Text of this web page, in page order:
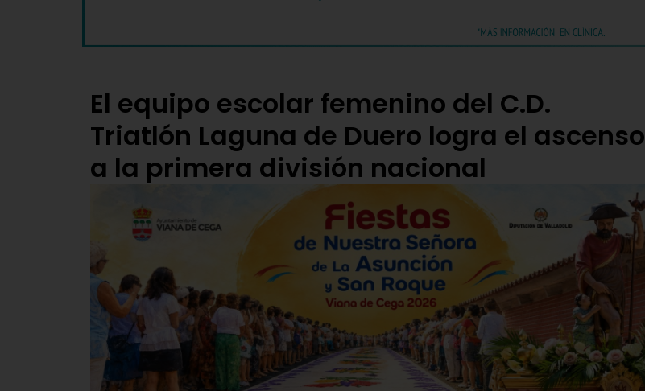
El equipo escolar femenino del C.D.
Triatlón Laguna de Duero logra el ascenso
a la primera división nacional